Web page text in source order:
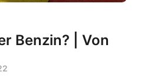
Benzin? | Von